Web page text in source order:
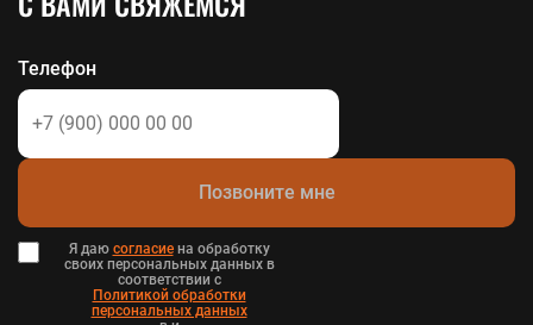
Телефон
Позвоните мне
Я даю согласиена обработку
своих персональных данных в
соответствии с
Политикой обработки
персональных данных